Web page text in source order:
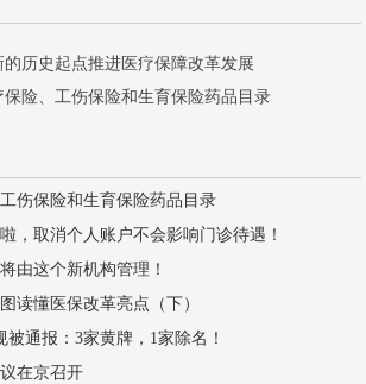
历史起点推进医疗保障改革发展
保险、工伤保险和生育保险药品目录
伤保险和生育保险药品目录
，取消个人账户不会影响门诊待遇！
由这个新机构管理！
读懂医保改革亮点（下）
通报：3家黄牌，1家除名！
在京召开